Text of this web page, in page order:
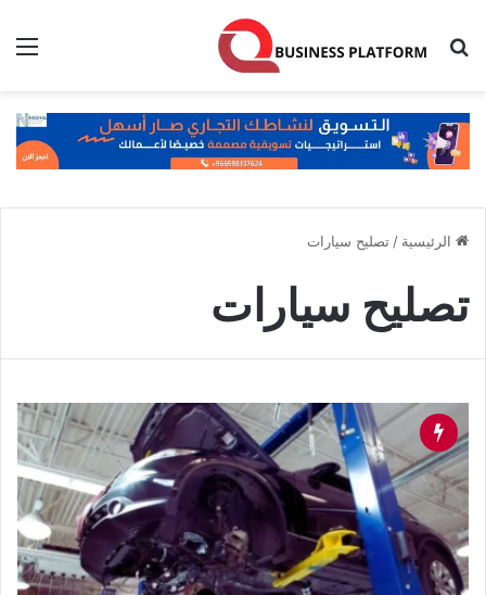
بحث عن
الرئيسية / تصليح سيارات
تصليح سيارات